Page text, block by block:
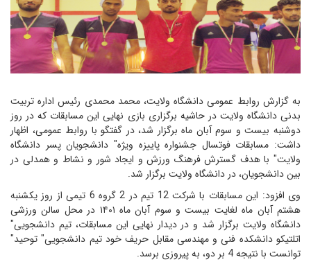
به گزارش روابط عمومی دانشگاه ولایت، محمد محمدی رئیس اداره تربیت
بدنی دانشگاه ولایت در حاشیه برگزاری بازی نهایی این مسابقات که در روز
دوشنبه بیست و سوم آبان ماه برگزار شد، در گفتگو با روابط عمومی، اظهار
داشت: مسابقات فوتسال جشنواره پاییزه ویژه" دانشجویان پسر دانشگاه
ولایت" با هدف گسترش فرهنگ ورزش و ایجاد شور و نشاط و همدلی در
بین دانشجویان، در دانشگاه ولایت برگزار شد.
وی افزود: این مسابقات با شرکت 12 تیم در 2 گروه 6 تیمی از روز یکشنبه
هشتم آبان ماه لغایت بیست و سوم آبان ماه ۱۴۰۱ در محل سالن ورزشی
دانشگاه ولایت برگزار شد و در دیدار نهایی این مسابقات، تیم دانشجویی"
اتلتیکو دانشکده فنی و مهندسی مقابل حریف خود تیم دانشجویی" توحید"
توانست با نتیجه 4 بر دو، به پیروزی برسد.